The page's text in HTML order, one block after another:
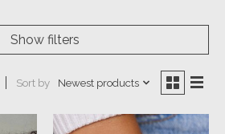
Show filters
Sort by Newest products